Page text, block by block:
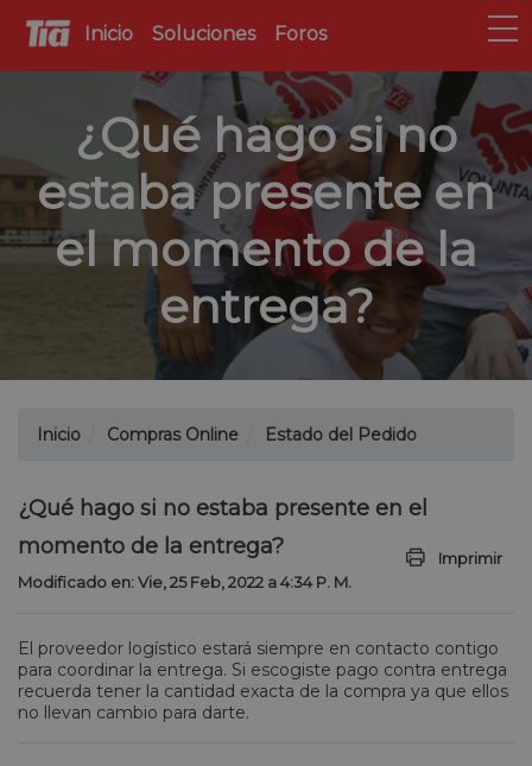
Inicio Soluciones Foros
¿Qué hago si no
estaba presente en
el momento de la
entrega?
Inicio Compras Online Estado del Pedido
¿Qué hago si no estaba presente en el
momento de la entrega?
Imprimir
Modificado en: Vie, 25 Feb, 2022 a 4:34 P. M.
El proveedor logístico estará siempre en contacto contigo
para coordinar la entrega. Si escogiste pago contra entrega
recuerda tener la cantidad exacta de la compra ya que ellos
no llevan cambio para darte.